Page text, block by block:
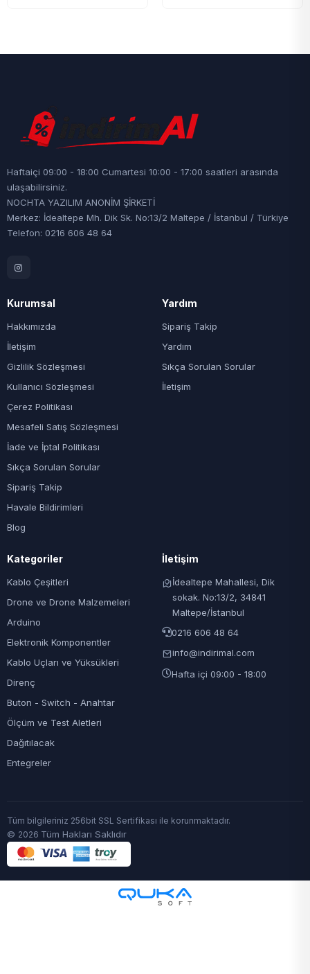
Haftaiçi 09:00 - 18:00 Cumartesi 10:00 - 17:00 saatleri arasında
ulaşabilirsiniz.
NOCHTA YAZILIM ANONİM ŞİRKETİ
Merkez: İdealtepe Mh. Dik Sk. No:13/2 Maltepe / İstanbul / Türkiye
Telefon: 0216 606 48 64
Kurumsal
Hakkımızda
İletişim
Gizlilik Sözleşmesi
Kullanıcı Sözleşmesi
Çerez Politikası
Mesafeli Satış Sözleşmesi
İade ve İptal Politikası
Sıkça Sorulan Sorular
Sipariş Takip
Havale Bildirimleri
Blog
Yardım
Sipariş Takip
Yardım
Sıkça Sorulan Sorular
İletişim
Kategoriler
Kablo Çeşitleri
Drone ve Drone Malzemeleri
Arduino
Elektronik Komponentler
Kablo Uçları ve Yüksükleri
Direnç
Buton - Switch - Anahtar
Ölçüm ve Test Aletleri
Dağıtılacak
Entegreler
İletişim
İdealtepe Mahallesi, Dik
sokak. No:13/2, 34841
Maltepe/İstanbul
0216 606 48 64
info@indirimal.com
Hafta içi 09:00 - 18:00
Tüm bilgileriniz 256bit SSL Sertifikası ile korunmaktadır.
© 2026 Tüm Hakları Saklıdır